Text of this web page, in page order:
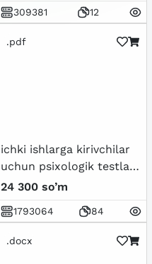
309381 12
.pdf
ichki ishlarga kirivchilar
uchun psixologik testlar
to`plami
24 300 so’m
1793064 84
.docx